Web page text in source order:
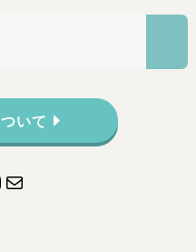
いて
メール